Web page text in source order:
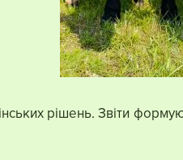
рішень. Звіти